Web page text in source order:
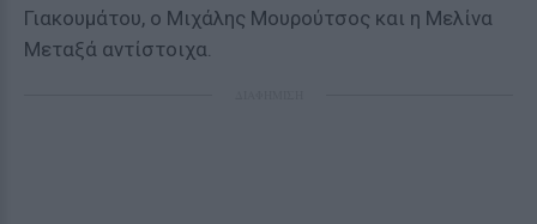
Γιακουμάτου, ο Μιχάλης Μουρούτσος και η Μελίνα
Μεταξά αντίστοιχα.